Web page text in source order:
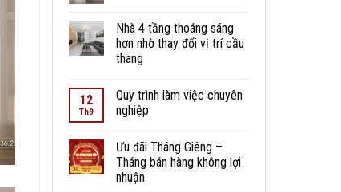
Nhà 4 tầng thoáng sáng
hơn nhờ thay đổi vị trí cầu
thang
12
Th9
Quy trình làm việc chuyên
nghiệp
Ưu đãi Tháng Giêng –
Tháng bán hàng không lợi
nhuận